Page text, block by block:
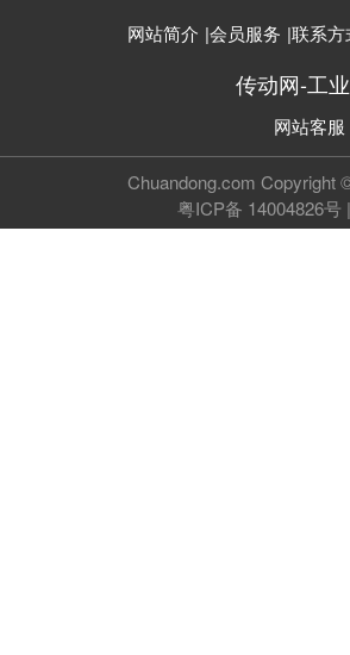
网站简介 |会员服务 |联系方
传动网-工
网站客服
Chuandong.com Copyright
粤ICP备 14004826号